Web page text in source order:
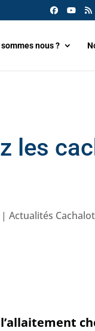
nous ?
les
|Actualités